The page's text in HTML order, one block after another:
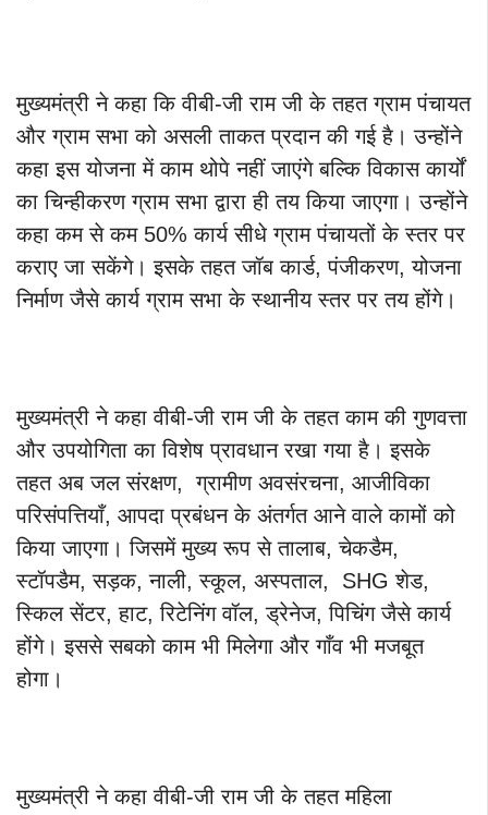
मुख्यमंत्री ने कहा कि वीबी-जी राम जी के तहत ग्राम पंचायत
और ग्राम सभा को असली ताकत प्रदान की गई है। उन्होंने
कहा इस योजना में काम थोपे नहीं जाएंगे बल्कि विकास कार्यों
का चिन्हीकरण ग्राम सभा द्वारा ही तय किया जाएगा। उन्होंने
कहा कम से कम 50% कार्य सीधे ग्राम पंचायतों के स्तर पर
कराए जा सकेंगे। इसके तहत जॉब कार्ड, पंजीकरण, योजना
निर्माण जैसे कार्य ग्राम सभा के स्थानीय स्तर पर तय होंगे।
मुख्यमंत्री ने कहा वीबी-जी राम जी के तहत काम की गुणवत्ता
और उपयोगिता का विशेष प्रावधान रखा गया है। इसके
तहत अब जल संरक्षण, ग्रामीण अवसंरचना, आजीविका
परिसंपत्तियाँ, आपदा प्रबंधन के अंतर्गत आने वाले कामों को
किया जाएगा। जिसमें मुख्य रूप से तालाब, चेकडैम,
स्टॉपडैम, सड़क, नाली, स्कूल, अस्पताल, SHG शेड,
स्किल सेंटर, हाट, रिटेनिंग वॉल, ड्रेनेज, पिचिंग जैसे कार्य
होंगे। इससे सबको काम भी मिलेगा और गाँव भी मजबूत
होगा।
मुख्यमंत्री ने कहा वीबी-जी राम जी के तहत महिला